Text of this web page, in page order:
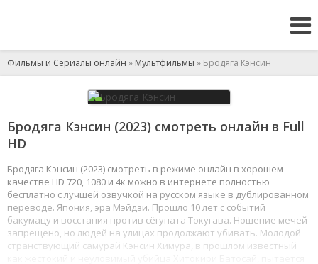
Фильмы и Сериалы онлайн » Мультфильмы » Бродяга Кэнсин
Бродяга Кэнсин (2023) смотреть онлайн в Full
HD
Бродяга Кэнсин (2023) смотреть в режиме онлайн в хорошем
качестве HD 720, 1080 и 4к можно в интернете полностью
бесплатно с лучшей озвучкой на русском языке в дублированном
переводе. Япония, эра Мэйдзи. Прошло 10 лет с событий
бакумацу и восстания против сёгуната Токугава. Ношение мечей
запрещено, но людей на улицах продолжают убивать. Молодой
странствующий самурай Кэнсин Химура, в прошлом известный